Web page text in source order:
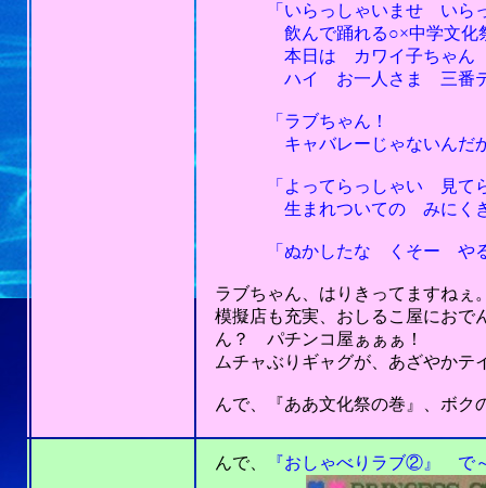
「いらっしゃいませ いらっ
飲んで踊れる○×中学文化
本日は カワイ子ちゃん 体
ハイ お一人さま 三番テー
「ラブちゃん！
キャバレーじゃないんだか
「よってらっしゃい 見てら
生まれついての みにくき
「ぬかしたな くそー やる
ラブちゃん、はりきってますねぇ
模擬店も充実、おしるこ屋にお
ん？ パチンコ屋ぁぁぁ！
ムチャぶりギャグが、あざやかテ
んで、『ああ文化祭の巻』、ボク
んで、
『おしゃべりラブ②』 で